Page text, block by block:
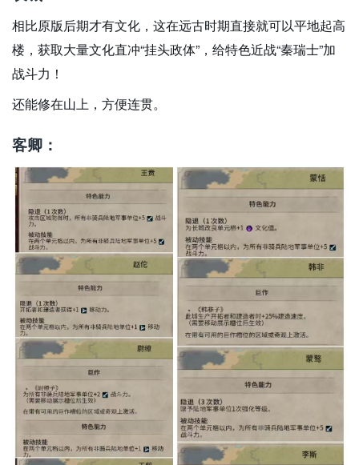
相比原版后期才有文化，这在远古时期直接就可以平地起高
楼，获取大量文化直冲“挂头政体”，给特色近战“秦瑞士”加
战斗力！
还能修在山上，方便连贯。
客卿：